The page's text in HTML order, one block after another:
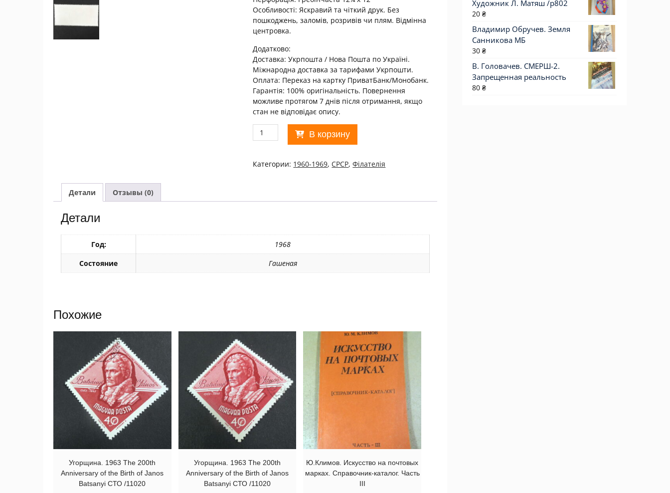
Особливості: Яскравий та чіткий друк. Без
пошкоджень, заломів, розривів чи плям. Відмінна
центровка.
Додатково:
Доставка: Укрпошта / Нова Пошта по Україні.
Міжнародна доставка за тарифами Укрпошти.
Оплата: Переказ на картку ПриватБанк/Монобанк.
Гарантія: 100% оригінальність. Повернення
можливе протягом 7 днів після отримання, якщо
стан не відповідає опису.
Количество
товара
1968
Used/06
В корзину
Категории: 1960-1969, СРСР,Філателія
Детали Отзывы (0)
Детали
Год:
1968
Состояние
Гашеная
Похожие
Угорщина. 1963 The 200th
Anniversary of the Birth of Janos
Batsanyi СТО /11020
Угорщина. 1963 The 200th
Anniversary of the Birth of Janos
Batsanyi СТО /11020
Ю.Климов. Искусство на почтовых
марках. Справочник-каталог. Часть
III
Художник Л. Матяш /р802
20 ₴
Владимир Обручев. Земля
Санникова МБ
30 ₴
В. Головачев. СМЕРШ-2.
Запрещенная реальность
80 ₴